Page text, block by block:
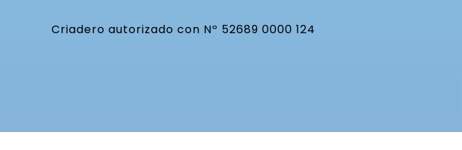
Criadero autorizado con Nº 52689 0000 124